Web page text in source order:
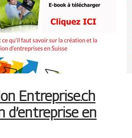
Entreprise.ch
en